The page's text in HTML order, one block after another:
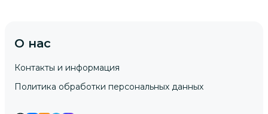
О нас
Контакты и информация
Политика обработки персональных данных